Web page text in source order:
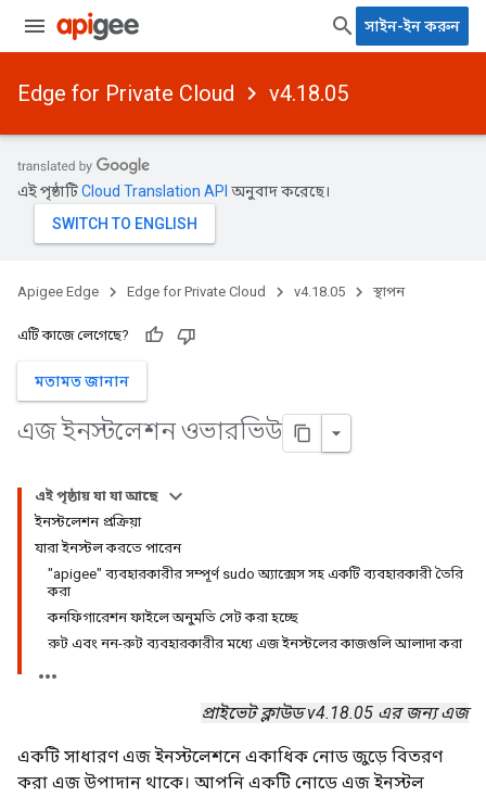
সাইন-ইন করুন
Edge for Private Cloud v4.18.05
এই পৃষ্ঠাটিCloud Translation API অনুবাদ করেছে।
Apigee Edge Edge for Private Cloud v4.18.05 স্থাপন
এটি কাজে লেগেছে?
মতামত জানান
এজ ইনস্টলেশন ওভারভিউ
এই পৃষ্ঠায় যা যা আছে
ইনস্টলেশন প্রক্রিয়া
যারা ইনস্টল করতে পারেন
"apigee" ব্যবহারকারীর সম্পূর্ণ sudo অ্যাক্সেস সহ একটি ব্যবহারকারী তৈরি
করা
কনফিগারেশন ফাইলে অনুমতি সেট করা হচ্ছে
রুট এবং নন-রুট ব্যবহারকারীর মধ্যে এজ ইনস্টলের কাজগুলি আলাদা করা
প্রাইভেট ক্লাউড v4.18.05 এর জন্য এজ
একটি সাধারণ এজ ইনস্টলেশনে একাধিক নোড জুড়ে বিতরণ
করা এজ উপাদান থাকে। আপনি একটি নোডে এজ ইনস্টল